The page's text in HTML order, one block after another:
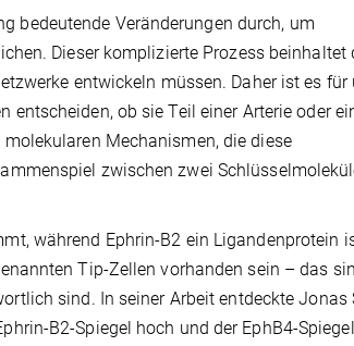
bedeutende Veränderungen durch, um
Dieser komplizierte Prozess beinhaltet
entwickeln müssen. Daher ist es für
entscheiden, ob sie Teil einer Arterie oder
Mechanismen, die diese
zwischen zwei
während Ephrin-B2 ein Ligandenprotein
Tip-Zellen vorhanden sein – das
sind. In seiner Arbeit entdeckte Jonas
B2-Spiegel hoch und der EphB4-